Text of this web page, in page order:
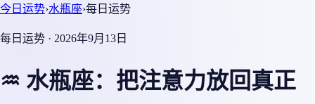
今日运势›水瓶座›每日运势
每日运势 · 2026年9月13日
♒ 水瓶座：把注意力放回真正